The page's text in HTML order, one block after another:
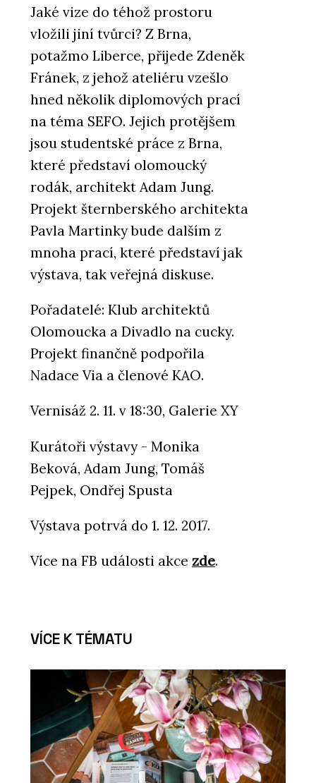
Jaké vize do téhož prostoru
vložili jiní tvůrci? Z Brna,
potažmo Liberce, přijede Zdeněk
Fránek, z jehož ateliéru vzešlo
hned několik diplomových prací
na téma SEFO. Jejich protějšem
jsou studentské práce z Brna,
které představí olomoucký
rodák, architekt Adam Jung.
Projekt šternberského architekta
Pavla Martinky bude dalším z
mnoha prací, které představí jak
výstava, tak veřejná diskuse.
Pořadatelé: Klub architektů
Olomoucka a Divadlo na cucky.
Projekt finančně podpořila
Nadace Via a členové KAO.
Vernisáž 2. 11. v 18:30, Galerie XY
Kurátoři výstavy - Monika
Beková, Adam Jung, Tomáš
Pejpek, Ondřej Spusta
Výstava potrvá do 1. 12. 2017.
Více na FB události akce zde.
VÍCE K TÉMATU